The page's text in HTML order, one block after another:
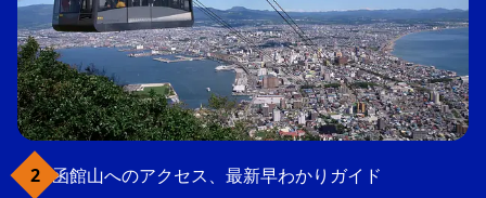
函館山へのアクセス、最新早わかりガイド